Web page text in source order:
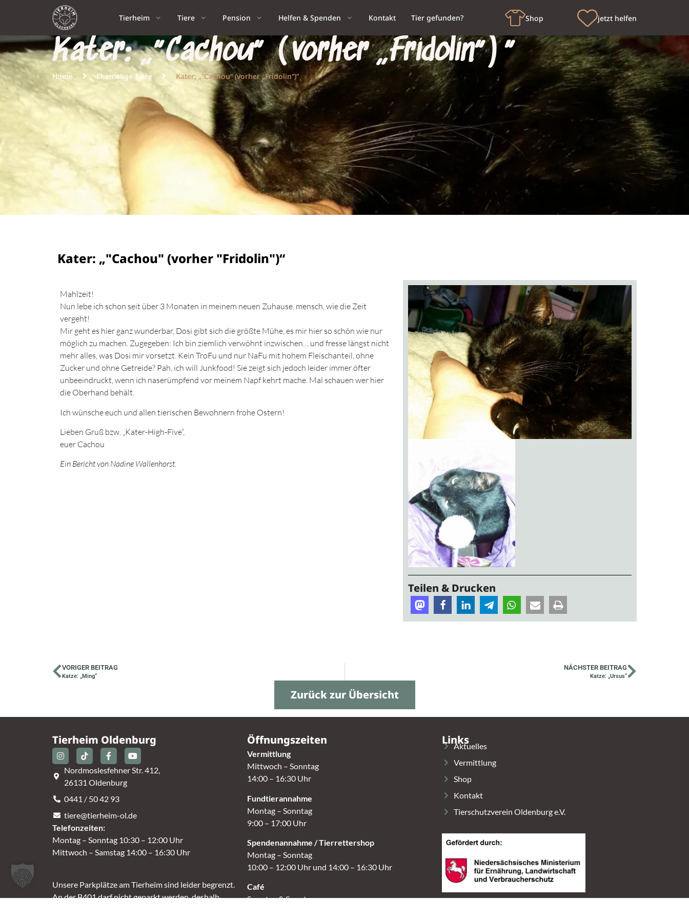
Tierheim Tiere Pension Helfen & Spenden Kontakt Tier gefunden? Shop jetzt helfen
Kater: „“Cachou“ (vorher „Fridolin“)“
Home Ehemalige Tiere Kater: „“Cachou“ (vorher „Fridolin“)“
Kater: „"Cachou" (vorher "Fridolin")“
Mahlzeit!
Nun lebe ich schon seit über 3 Monaten in meinem neuen Zuhause, mensch, wie die Zeit
vergeht!
Mir geht es hier ganz wunderbar, Dosi gibt sich die größte Mühe, es mir hier so schön wie nur
möglich zu machen. Zugegeben: Ich bin ziemlich verwöhnt inzwischen… und fresse längst nicht
mehr alles, was Dosi mir vorsetzt. Kein TroFu und nur NaFu mit hohem Fleischanteil, ohne
Zucker und ohne Getreide? Pah, ich will Junkfood! Sie zeigt sich jedoch leider immer öfter
unbeeindruckt, wenn ich naserümpfend vor meinem Napf kehrt mache. Mal schauen wer hier
die Oberhand behält.
Ich wünsche euch und allen tierischen Bewohnern frohe Ostern!
Lieben Gruß bzw. „Kater-High-Five“,
euer Cachou
Ein Bericht von Nadine Wallenhorst.
Teilen & Drucken
VORIGER BEITRAG
Katze: „Ming“
NÄCHSTER BEITRAG
Katze: „Ursus“
Zurück zur Übersicht
Tierheim Oldenburg
Nordmoslesfehner Str. 412,
26131 Oldenburg
0441 / 50 42 93
tiere@tierheim-ol.de
Telefonzeiten:
Montag – Sonntag 10:30 – 12:00 Uhr
Mittwoch – Samstag 14:00 – 16:30 Uhr
Unsere Parkplätze am Tierheim sind leider begrenzt.
An der B401 darf nicht geparkt werden, deshalb
Öffnungszeiten
Vermittlung
Mittwoch – Sonntag
14:00 – 16:30 Uhr
Fundtierannahme
Montag – Sonntag
9:00 – 17:00 Uhr
Spendenannahme / Tierrettershop
Montag – Sonntag
10:00 – 12:00 Uhr und 14:00 – 16:30 Uhr
Café
Samstag & Sonntag
Links
Aktuelles
Vermittlung
Shop
Kontakt
Tierschutzverein Oldenburg e.V.